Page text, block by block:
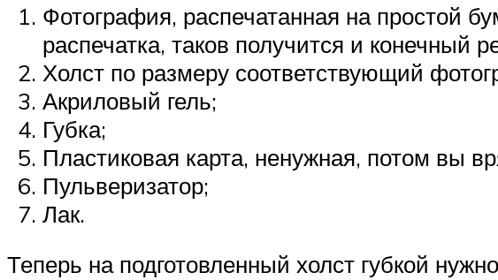
Фотография, распечатанная на простой
распечатка, таков получится и конечный
Холст по размеру соответствующий
Акриловый гель;
Губка;
Пластиковая карта, ненужная, потом вы
Пульверизатор;
Лак.
Теперь на подготовленный холст губкой